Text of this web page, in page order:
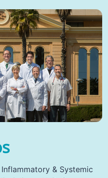
& Systemic